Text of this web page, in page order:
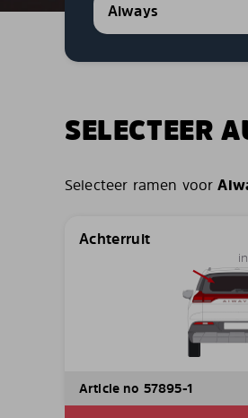
Aiways
SELECTEER
Selecteer ramen voor
Achterruit
Article no 57895-1